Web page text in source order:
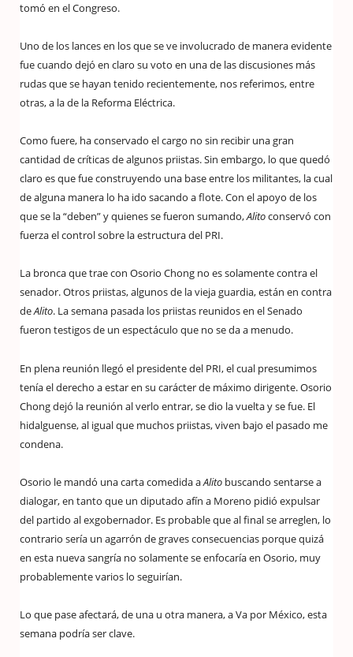
tomó en el Congreso.
Uno de los lances en los que se ve involucrado de manera evidente
fue cuando dejó en claro su voto en una de las discusiones más
rudas que se hayan tenido recientemente, nos referimos, entre
otras, a la de la Reforma Eléctrica.
Como fuere, ha conservado el cargo no sin recibir una gran
cantidad de críticas de algunos priistas. Sin embargo, lo que quedó
claro es que fue construyendo una base entre los militantes, la cual
de alguna manera lo ha ido sacando a flote. Con el apoyo de los
que se la “deben” y quienes se fueron sumando,Alitoconservó con
fuerza el control sobre la estructura del PRI.
La bronca que trae con Osorio Chong no es solamente contra el
senador. Otros priistas, algunos de la vieja guardia, están en contra
deAlito. La semana pasada los priistas reunidos en el Senado
fueron testigos de un espectáculo que no se da a menudo.
En plena reunión llegó el presidente del PRI, el cual presumimos
tenía el derecho a estar en su carácter de máximo dirigente. Osorio
Chong dejó la reunión al verlo entrar, se dio la vuelta y se fue. El
hidalguense, al igual que muchos priistas, viven bajo el pasado me
condena.
Osorio le mandó una carta comedida aAlito buscando sentarse a
dialogar, en tanto que un diputado afín a Moreno pidió expulsar
del partido al exgobernador. Es probable que al final se arreglen, lo
contrario sería un agarrón de graves consecuencias porque quizá
en esta nueva sangría no solamente se enfocaría en Osorio, muy
probablemente varios lo seguirían.
Lo que pase afectará, de una u otra manera, a Va por México, esta
semana podría ser clave.